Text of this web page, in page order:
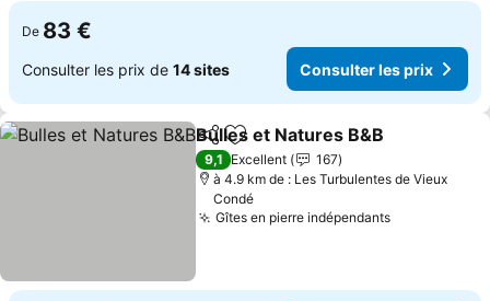
De 83 €
Consulter les prix de 14 sites Consulter les prix
PartagerAjouter à mes favoris
Bulles et Natures B&B
9,1 Excellent
167
à 4.9 km de : Les Turbulentes de Vieux
Condé
Gîtes en pierre indépendantsConsulter